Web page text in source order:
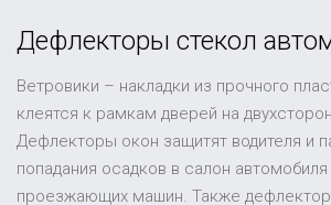
Дефлекторы стекол
Ветровики – накладки из прочного
клеятся к рамкам дверей на
Дефлекторы окон защитят водителя и
попадания осадков в салон
проезжающих машин. Также